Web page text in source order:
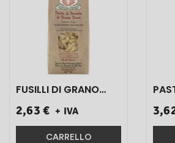
FUSILLI DI GRANO
2,63 € + IVA
CARRELLO